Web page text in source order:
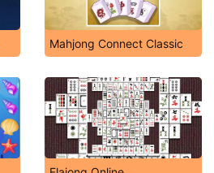
Mahjong Connect Classic